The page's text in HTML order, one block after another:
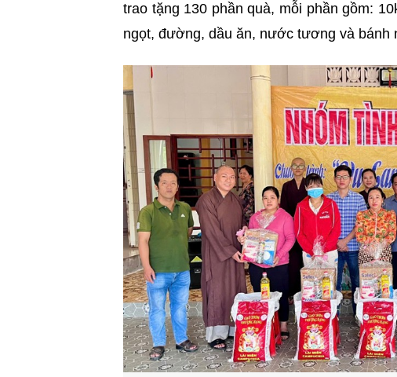
trao tặng 130 phần quà, mỗi phần gồm:
ngọt, đường, dầu ăn, nước tương và bánh